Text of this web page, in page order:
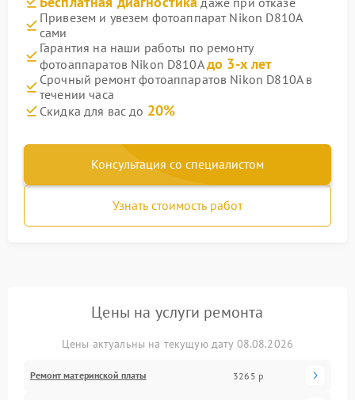
Привезем и увезем фотоаппарат Nikon D810A
сами
Гарантия на наши работы по ремонту
фотоаппаратов Nikon D810Aдо 3-х лет
Срочный ремонт фотоаппаратов Nikon D810A в
течении часа
Скидка для вас до 20%
Консультация со специалистом
Узнать стоимость работ
Цены на услуги ремонта
Цены актуальны на текущую дату 08.08.2026
Ремонт материнской платы 3265 р